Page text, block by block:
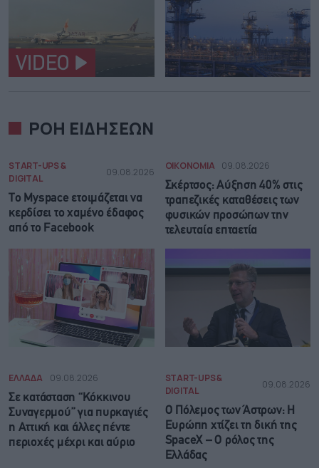
VIDEO
ΡΟΗ ΕΙΔΗΣΕΩΝ
START-UPS &
DIGITAL
09.08.2026
Το Myspace ετοιμάζεται να
κερδίσει το χαμένο έδαφος
από το Facebook
ΟΙΚΟΝΟΜΙΑ 09.08.2026
Σκέρτσος: Αύξηση 40% στις
τραπεζικές καταθέσεις των
φυσικών προσώπων την
τελευταία επταετία
ΕΛΛΑΔΑ 09.08.2026
Σε κατάσταση “Κόκκινου
Συναγερμού” για πυρκαγιές
η Αττική και άλλες πέντε
περιοχές μέχρι και αύριο
START-UPS &
DIGITAL
09.08.2026
Ο Πόλεμος των Άστρων: Η
Ευρώπη χτίζει τη δική της
SpaceX – Ο ρόλος της
Ελλάδας